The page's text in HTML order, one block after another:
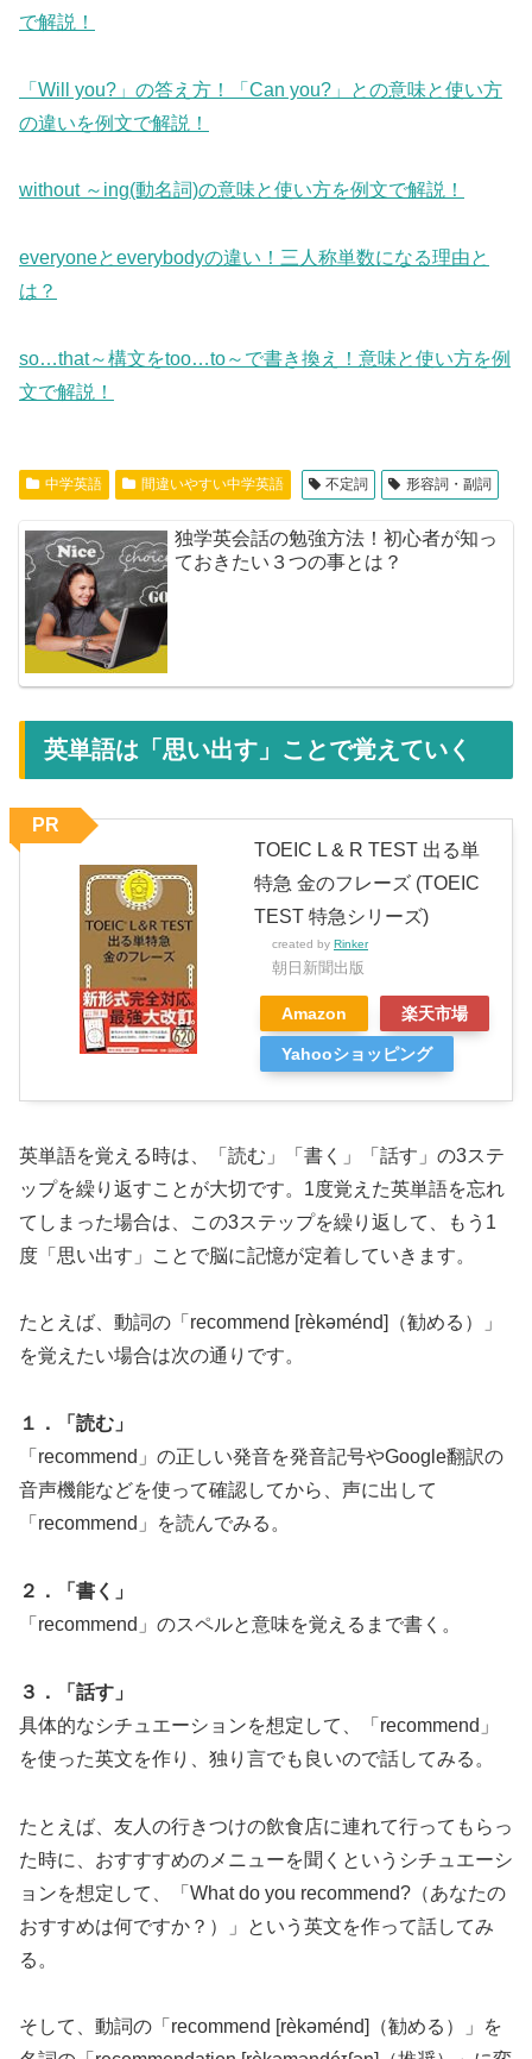
で解説！
「Will you?」の答え方！「Can you?」との意味と使い方
の違いを例文で解説！
without ～ing(動名詞)の意味と使い方を例文で解説！
everyoneとeverybodyの違い！三人称単数になる理由と
は？
so…that～構文をtoo…to～で書き換え！意味と使い方を例
文で解説！
中学英語 間違いやすい中学英語 不定詞 形容詞・副詞
独学英会話の勉強方法！初心者が知っ
ておきたい３つの事とは？
英単語は「思い出す」ことで覚えていく
TOEIC L & R TEST 出る単
特急 金のフレーズ (TOEIC
TEST 特急シリーズ)
created by Rinker
朝日新聞出版
Amazon 楽天市場
Yahooショッピング
PR
英単語を覚える時は、「読む」「書く」「話す」の3ステ
ップを繰り返すことが大切です。1度覚えた英単語を忘れ
てしまった場合は、この3ステップを繰り返して、もう1
度「思い出す」ことで脳に記憶が定着していきます。
たとえば、動詞の「recommend [rèkəménd]（勧める）」
を覚えたい場合は次の通りです。
１．「読む」
「recommend」の正しい発音を発音記号やGoogle翻訳の
音声機能などを使って確認してから、声に出して
「recommend」を読んでみる。
２．「書く」
「recommend」のスペルと意味を覚えるまで書く。
３．「話す」
具体的なシチュエーションを想定して、「recommend」
を使った英文を作り、独り言でも良いので話してみる。
たとえば、友人の行きつけの飲食店に連れて行ってもらっ
た時に、おすすすめのメニューを聞くというシチュエーシ
ョンを想定して、「What do you recommend?（あなたの
おすすめは何ですか？）」という英文を作って話してみ
る。
そして、動詞の「recommend [rèkəménd]（勧める）」を